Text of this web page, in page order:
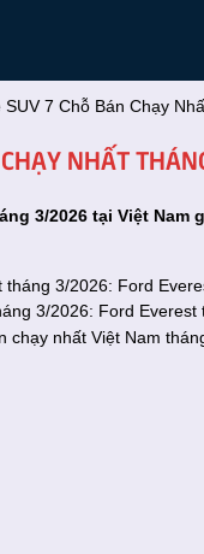
SUV 7 Chỗ Bán Chạy
NHẤT
3/2026 tại Việt
3/2026: Ford Everest
chạy nhất Việt Nam